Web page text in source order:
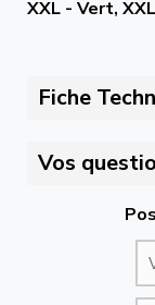
XXL - Vert,
Fiche
Vos